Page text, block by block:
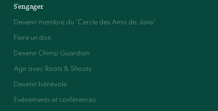
S'engager
Devenir membre du "Cercle des Amis de Jane"
Faire un don
Devenir Chimp Guardian
Agir avec Roots & Shoots
Devenir bénévole
Événements et conférences